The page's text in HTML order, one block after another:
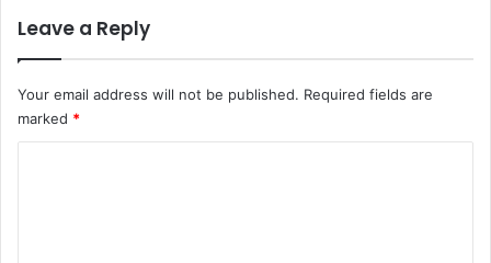
Leave a Reply
Your email address will not be published. Required fields are
marked *